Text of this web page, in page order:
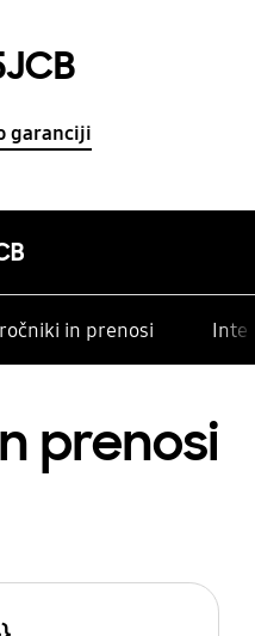
garanciji
in prenosi
prenosi